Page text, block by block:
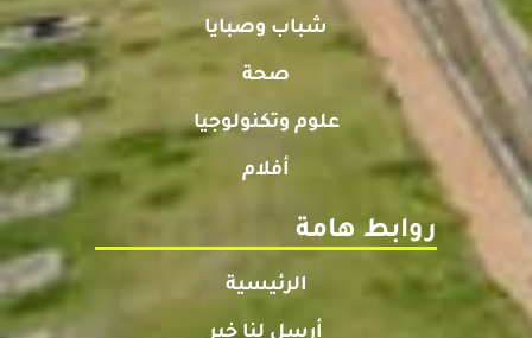
شباب وصبايا
صحة
علوم وتكنولوجيا
أفلام
روابط هامة
الرئيسية